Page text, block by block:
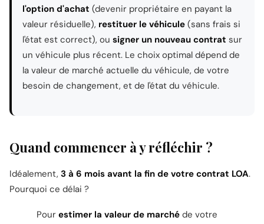
l'option d'achat (devenir propriétaire en payant la
valeur résiduelle), restituer le véhicule (sans frais si
l'état est correct), ou signer un nouveau contrat sur
un véhicule plus récent. Le choix optimal dépend de
la valeur de marché actuelle du véhicule, de votre
besoin de changement, et de l'état du véhicule.
Quand commencer à y réfléchir ?
Idéalement, 3 à 6 mois avant la fin de votre contrat LOA.
Pourquoi ce délai ?
Pour estimer la valeur de marché de votre